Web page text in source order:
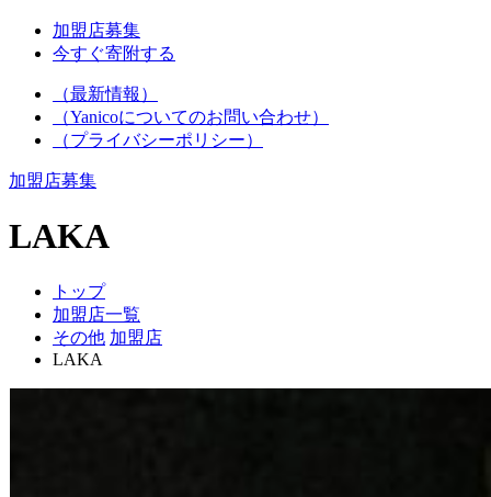
加盟店募集
今すぐ寄附する
（最新情報）
（Yanicoについてのお問い合わせ）
（プライバシーポリシー）
加盟店募集
LAKA
トップ
加盟店一覧
その他 加盟店
LAKA